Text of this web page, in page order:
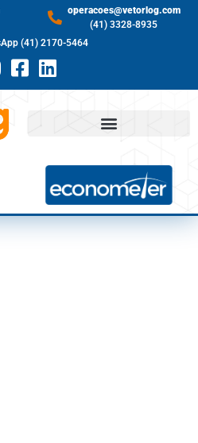
operacoes@vetorlog.com
(41) 3328-8935
(41) 2170-5464